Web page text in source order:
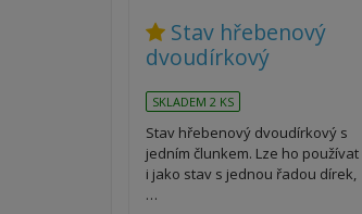
Stav hřebenový
dvoudírkový
SKLADEM 2 KS
Stav hřebenový dvoudírkový s
jedním člunkem. Lze ho používat
i jako stav s jednou řadou dírek,
…